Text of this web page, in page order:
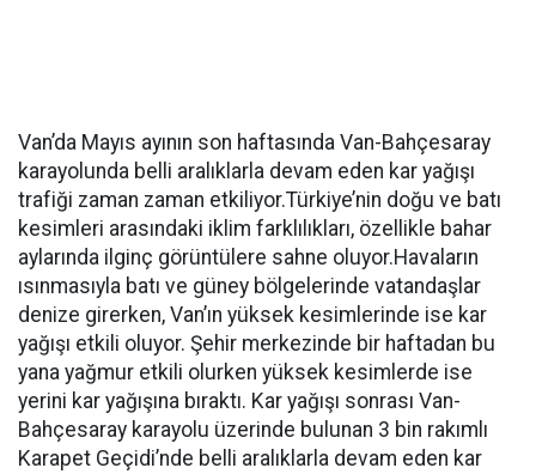
Van’da Mayıs ayının son haftasında Van-Bahçesaray
karayolunda belli aralıklarla devam eden kar yağışı
trafiği zaman zaman etkiliyor.Türkiye’nin doğu ve batı
kesimleri arasındaki iklim farklılıkları, özellikle bahar
aylarında ilginç görüntülere sahne oluyor.Havaların
ısınmasıyla batı ve güney bölgelerinde vatandaşlar
denize girerken, Van’ın yüksek kesimlerinde ise kar
yağışı etkili oluyor. Şehir merkezinde bir haftadan bu
yana yağmur etkili olurken yüksek kesimlerde ise
yerini kar yağışına bıraktı. Kar yağışı sonrası Van-
Bahçesaray karayolu üzerinde bulunan 3 bin rakımlı
Karapet Geçidi’nde belli aralıklarla devam eden kar